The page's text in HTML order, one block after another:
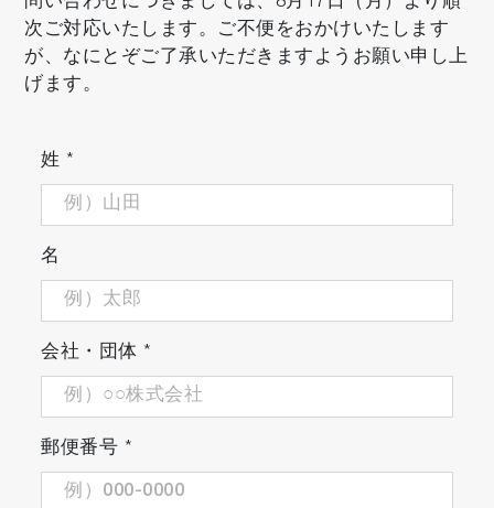
場所を選ばない
コンパクトボディに加え、標準液ボトル入の専
コスト削減
ンサも交換可能。
次ご対応いたします。ご不便をおかけいたします
が、なにとぞご了承いただきますようお願い申し上
げます。
姓 *
名
会社・団体 *
郵便番号 *